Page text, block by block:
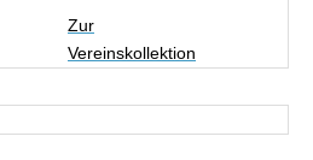
Zur
Vereinskollektion